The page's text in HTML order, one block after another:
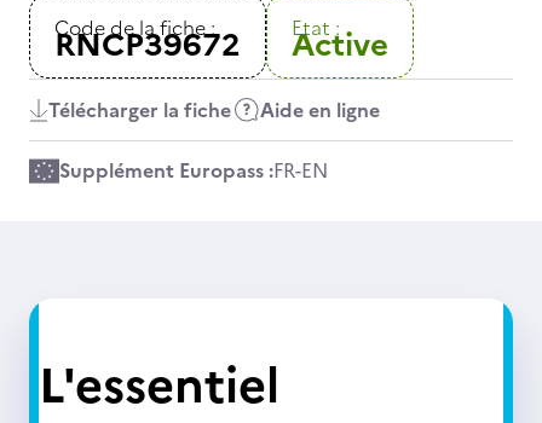
Code de la fiche :
RNCP39672 Etat :
Active
Télécharger la fiche Aide en ligne
Supplément Europass :FR-EN
L'essentiel